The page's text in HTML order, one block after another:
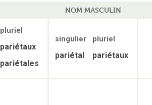
NOM MASCULIN
pluriel
pariétaux
pariétales
singulier pluriel
pariétal pariétaux